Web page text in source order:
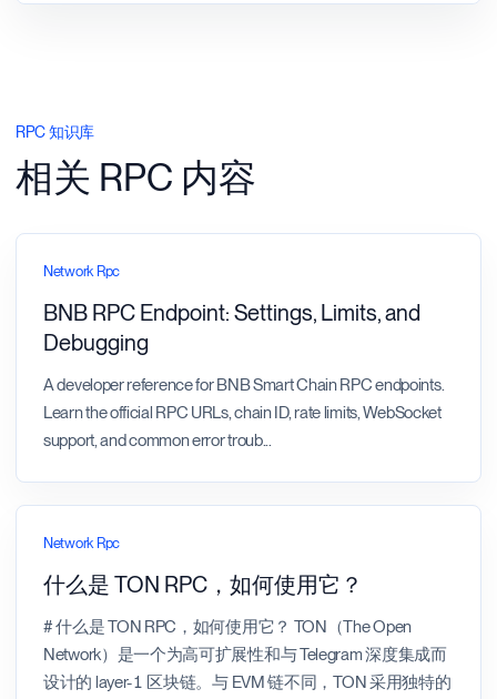
RPC 知识库
相关 RPC 内容
Network Rpc
BNB RPC Endpoint: Settings, Limits, and
Debugging
A developer reference for BNB Smart Chain RPC endpoints.
Learn the official RPC URLs, chain ID, rate limits, WebSocket
support, and common error troub...
Network Rpc
什么是 TON RPC，如何使用它？
# 什么是 TON RPC，如何使用它？ TON（The Open
Network）是一个为高可扩展性和与 Telegram 深度集成而
设计的 layer-1 区块链。与 EVM 链不同，TON 采用独特的